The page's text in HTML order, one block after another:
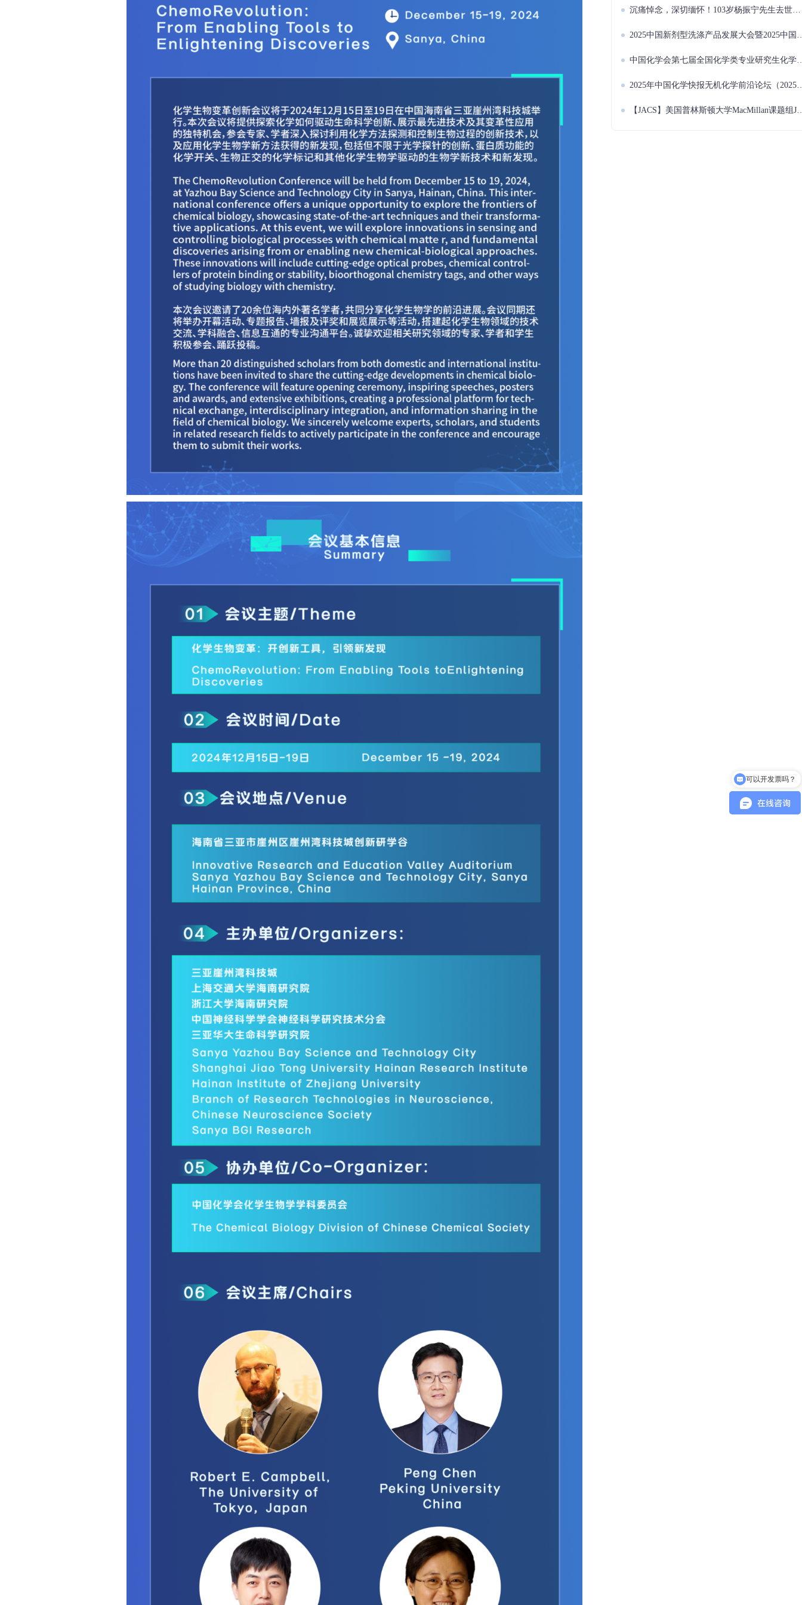
沉痛悼念，深切缅怀！103岁杨振宁先生去世，一代传奇谢幕
2025中国新剂型洗涤产品发展大会暨2025中国日用化学品可降解、可回收、可再生技术创新发展论坛会议（2025.10.22~10.24 扬州）
中国化学会第七届全国化学类专业研究生化学课程与教学研讨会（2025.11.7~11.9 杭州）
2025年中国化学快报无机化学前沿论坛（2025.11.28~12.1 哈尔滨）
【JACS】美国普林斯顿大学MacMillan课题组JACS：光镍协同催化脱氧C(sp3)−N(sp3)交叉偶联
可以介绍下你们的产品么